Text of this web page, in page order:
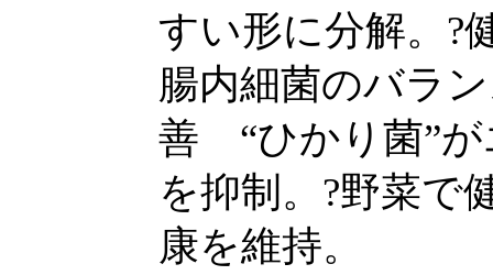
すい形に分解。?
腸内細菌のバラ
善 “ひかり菌”が
を抑制。?野菜
康を維持。